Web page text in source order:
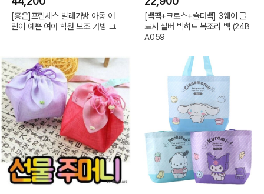
[홍은]프린세스 발레가방 아동 어
린이 예쁜 여아 학원 보조 가방 크
[백팩+크로스+숄더백] 3웨이 글
로시 실버 빅하트 복조리 백 (24B
A059